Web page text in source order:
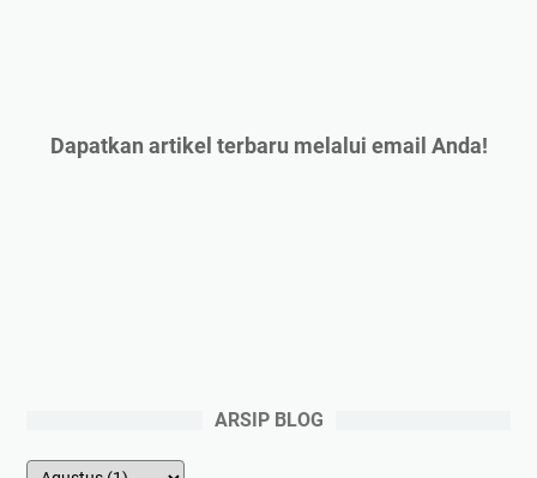
Dapatkan artikel terbaru melalui email Anda!
ARSIP BLOG